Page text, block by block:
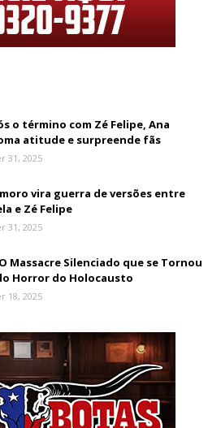
o término com Zé Felipe, Ana
atitude e surpreende fãs
31, 2025
vira guerra de versões entre
e Zé Felipe
31, 2025
Massacre Silenciado que se Tornou
Horror do Holocausto
18, 2025